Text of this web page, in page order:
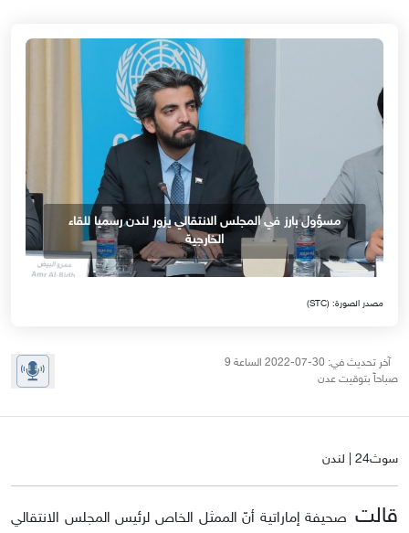
مسؤول بارز في المجلس الانتقالي يزور لندن رسميا للقاء
الخارجية
مصدر الصورة: (STC)
آخر تحديث في: 30-07-2022 الساعة 9
صباحاً بتوقيت عدن
سوث24 | لندن
قالت صحيفة إماراتية أنّ الممثل الخاص لرئيس المجلس الانتقالي